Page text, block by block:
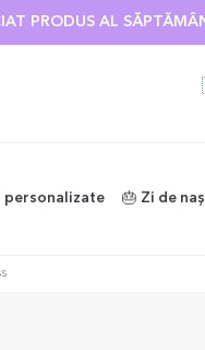
PRODUS AL
personalizate 🎂 Zi de